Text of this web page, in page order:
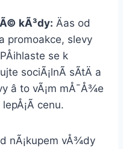
kÃ³dy: Äas od
promoakce, slevy
se k
sociÃ¡lnÃ­ sÃ­tÄ a
â to vÃ¡m mÅ¯Å¾e
lepÅ¡Ã­ cenu.
nÃ¡kupem vÅ¾dy